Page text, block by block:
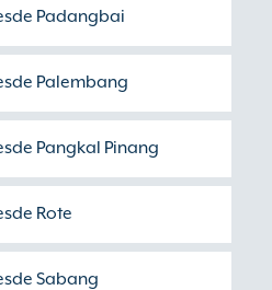
Padangbai
Palembang
Pangkal Pinang
Rote
Sabang